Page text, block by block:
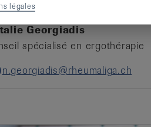
Georgiadis
spécialisé en ergothérapie
n.georgiadis@rheumaliga.ch
légales